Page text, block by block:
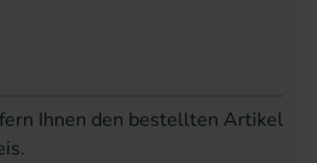
Ihnen den bestellten Artikel